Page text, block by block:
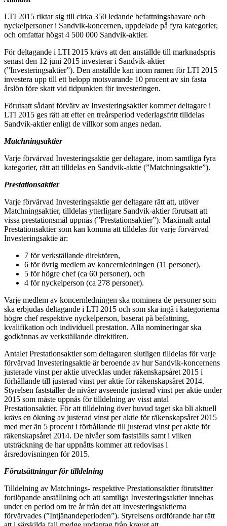
LTI 2015 riktar sig till cirka 350 ledande befattningshavare och
nyckelpersoner i Sandvik-koncernen, uppdelade på fyra kategorier,
och omfattar högst 4 500 000 Sandvik-aktier.
För deltagande i LTI 2015 krävs att den anställde till marknadspris
senast den 12 juni 2015 investerar i Sandvik-aktier
(”Investeringsaktier”). Den anställde kan inom ramen för LTI 2015
investera upp till ett belopp motsvarande 10 procent av sin fasta
årslön före skatt vid tidpunkten för investeringen.
Förutsatt sådant förvärv av Investeringsaktier kommer deltagare i
LTI 2015 ges rätt att efter en treårsperiod vederlagsfritt tilldelas
Sandvik-aktier enligt de villkor som anges nedan.
Matchningsaktier
Varje förvärvad Investeringsaktie ger deltagare, inom samtliga fyra
kategorier, rätt att tilldelas en Sandvik-aktie (”Matchningsaktie”).
Prestationsaktier
Varje förvärvad Investeringsaktie ger deltagare rätt att, utöver
Matchningsaktier, tilldelas ytterligare Sandvik-aktier förutsatt att
vissa prestationsmål uppnås (”Prestationsaktier”). Maximalt antal
Prestationsaktier som kan komma att tilldelas för varje förvärvad
Investeringsaktie är:
7 för verkställande direktören,
6 för övrig medlem av koncernledningen (11 personer),
5 för högre chef (ca 60 personer), och
4 för nyckelperson (ca 278 personer).
Varje medlem av koncernledningen ska nominera de personer som
ska erbjudas deltagande i LTI 2015 och som ska ingå i kategorierna
högre chef respektive nyckelperson, baserat på befattning,
kvalifikation och individuell prestation. Alla nomineringar ska
godkännas av verkställande direktören.
Antalet Prestationsaktier som deltagaren slutligen tilldelas för varje
förvärvad Investeringsaktie är beroende av hur Sandvik-koncernens
justerade vinst per aktie utvecklas under räkenskapsåret 2015 i
förhållande till justerad vinst per aktie för räkenskapsåret 2014.
Styrelsen fastställer de nivåer avseende justerad vinst per aktie under
2015 som måste uppnås för tilldelning av visst antal
Prestationsaktier. För att tilldelning över huvud taget ska bli aktuell
krävs en ökning av justerad vinst per aktie för räkenskapsåret 2015
med mer än 5 procent i förhållande till justerad vinst per aktie för
räkenskapsåret 2014. De nivåer som fastställs samt i vilken
utsträckning de har uppnåtts kommer att redovisas i
årsredovisningen för 2015.
Förutsättningar för tilldelning
Tilldelning av Matchnings- respektive Prestationsaktier förutsätter
fortlöpande anställning och att samtliga Investeringsaktier innehas
under en period om tre år från det att Investeringsaktierna
förvärvades (”Intjänandeperioden”). Styrelsens ordförande har rätt